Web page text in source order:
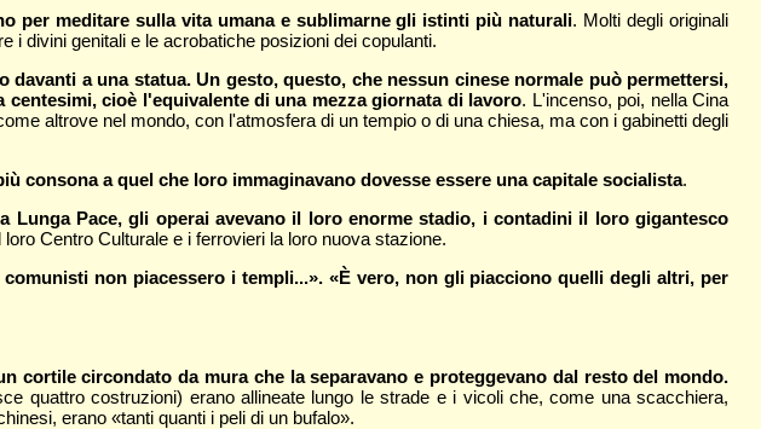
per meditare sulla vita umana e sublimarne gli istinti più naturali. Molti degli originali
i divini genitali e le acrobatiche posizioni dei copulanti.
a una statua. Un gesto, questo, che nessun cinese normale può permettersi,
cioè l'equivalente di una mezza giornata di lavoro. L'incenso, poi, nella Cina
altrove nel mondo, con l'atmosfera di un tempio o di una chiesa, ma con i gabinetti degli
consona a quel che loro immaginavano dovesse essere una capitale socialista.
Pace, gli operai avevano il loro enorme stadio, i contadini il loro gigantesco
Centro Culturale e i ferrovieri la loro nuova stazione.
comunisti non piacessero i templi...». «È vero, non gli piacciono quelli degli altri, per
circondato da mura che la separavano e proteggevano dal resto del mondo.
quattro costruzioni) erano allineate lungo le strade e i vicoli che, come una scacchiera,
erano «tanti quanti i peli di un bufalo».